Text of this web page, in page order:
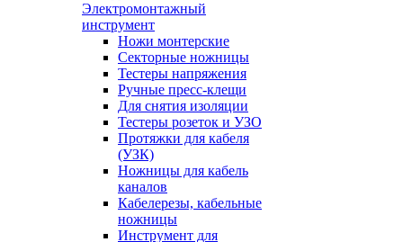
Электромонтажный
инструмент
Ножи монтерские
Секторные ножницы
Тестеры напряжения
Ручные пресс-клещи
Для снятия изоляции
Тестеры розеток и УЗО
Протяжки для кабеля
(УЗК)
Ножницы для кабель
каналов
Кабелерезы, кабельные
ножницы
Инструмент для